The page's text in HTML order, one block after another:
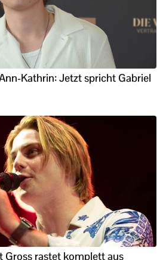
Kathrin: Jetzt spricht Gabriel
Gross rastet komplett aus